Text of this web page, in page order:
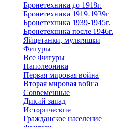
Бронетехника до 1918г.
Бронетехника 1919-1939г.
Бронетехника 1939-1945г.
Бронетехника после 1946г.
Яйцетанки, мультяшки
Фигуры
Все Фигуры
Наполеоника
Первая мировая война
Вторая мировая война
Современные
Дикий запад
Исторические
Гражданское население